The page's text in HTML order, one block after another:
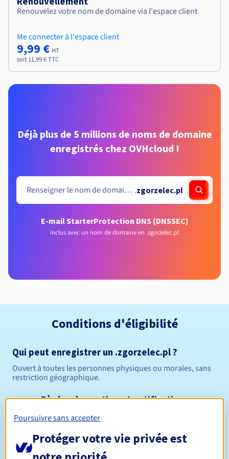
Renouvelez votre nom de domaine via l'espace client
Me connecter à l'espace client
9,99 € HT
soit 11,99 € TTC
Déjà plus de 5 millions de noms de domaine
enregistrés chez OVHcloud !
.zgorzelec.pl
E-mail StarterProtection DNS (DNSSEC)
Inclus avec un nom de domaine en .zgorzelec.pl
Conditions d'éligibilité
Qui peut enregistrer un .zgorzelec.pl ?
Ouvert à toutes les personnes physiques ou morales, sans
restriction géographique.
Règles de gestion et notifications
Poursuivre sans accepter
Protéger votre vie privée est